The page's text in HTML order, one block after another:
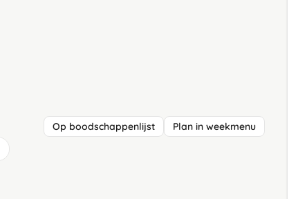
Op boodschappenlijst Plan in weekmenu